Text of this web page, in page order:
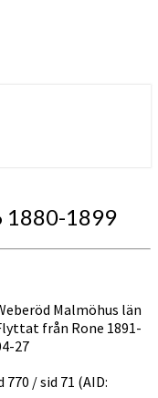
1880-1899
Malmöhus län
från Rone 1891-
27
/ sid 71 (AID: